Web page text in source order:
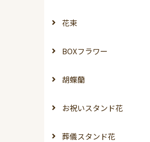
花束
BOXフラワー
胡蝶蘭
お祝いスタンド花
葬儀スタンド花